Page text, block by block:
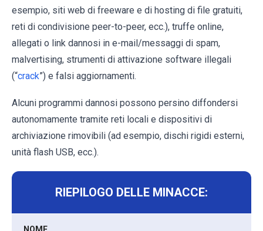
esempio, siti web di freeware e di hosting di file gratuiti,
reti di condivisione peer-to-peer, ecc.), truffe online,
allegati o link dannosi in e-mail/messaggi di spam,
malvertising, strumenti di attivazione software illegali
(“crack”) e falsi aggiornamenti.
Alcuni programmi dannosi possono persino diffondersi
autonomamente tramite reti locali e dispositivi di
archiviazione rimovibili (ad esempio, dischi rigidi esterni,
unità flash USB, ecc.).
RIEPILOGO DELLE MINACCE:
NOME